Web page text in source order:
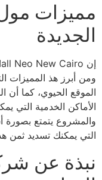
مميزات مول
الجديدة
ومن أبرز هذ المميزات
الموقع الحيوي، كما
الأماكن الخدمية
والمشروع يتمتع بصورة
التي يمكنك تسديد ثمن
نبذة عن